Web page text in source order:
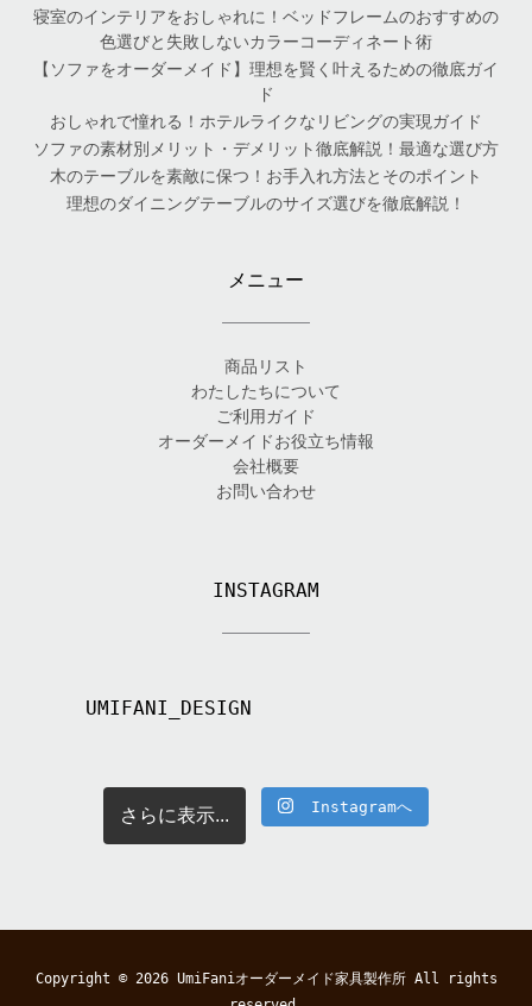
寝室のインテリアをおしゃれに！ベッドフレームのおすすめの
色選びと失敗しないカラーコーディネート術
【ソファをオーダーメイド】理想を賢く叶えるための徹底ガイ
ド
おしゃれで憧れる！ホテルライクなリビングの実現ガイド
ソファの素材別メリット・デメリット徹底解説！最適な選び方
木のテーブルを素敵に保つ！お手入れ方法とそのポイント
理想のダイニングテーブルのサイズ選びを徹底解説！
メニュー
商品リスト
わたしたちについて
ご利用ガイド
オーダーメイドお役立ち情報
会社概要
お問い合わせ
INSTAGRAM
UMIFANI_DESIGN
さらに表示... Instagramへ
Copyright © 2026 UmiFaniオーダーメイド家具製作所All rights